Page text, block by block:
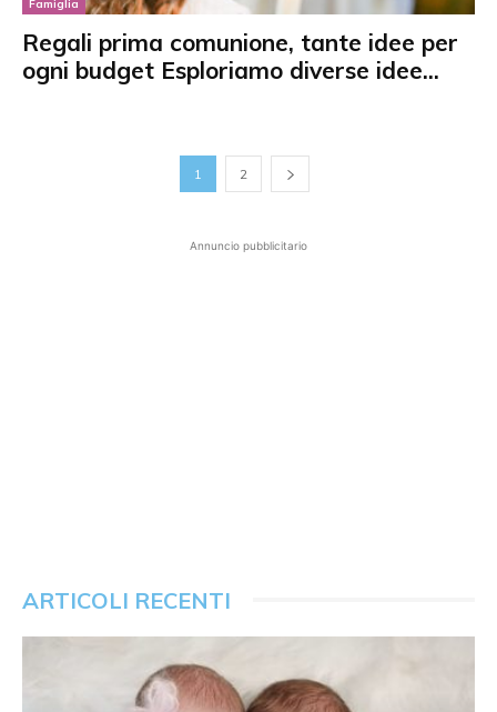
Famiglia
Regali prima comunione, tante idee per
ogni budget Esploriamo diverse idee...
1 2
Annuncio pubblicitario
ARTICOLI RECENTI